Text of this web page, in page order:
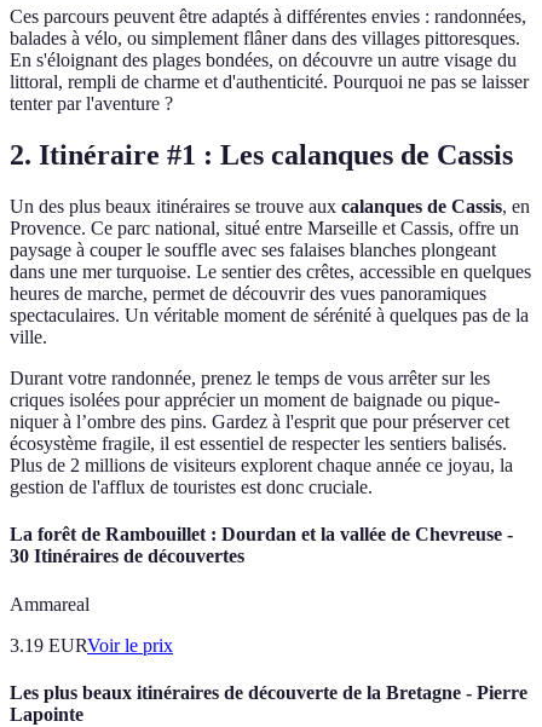
Ces parcours peuvent être adaptés à différentes envies : randonnées,
balades à vélo, ou simplement flâner dans des villages pittoresques.
En s'éloignant des plages bondées, on découvre un autre visage du
littoral, rempli de charme et d'authenticité. Pourquoi ne pas se laisser
tenter par l'aventure ?
2. Itinéraire #1 : Les calanques de Cassis
Un des plus beaux itinéraires se trouve aux calanques de Cassis, en
Provence. Ce parc national, situé entre Marseille et Cassis, offre un
paysage à couper le souffle avec ses falaises blanches plongeant
dans une mer turquoise. Le sentier des crêtes, accessible en quelques
heures de marche, permet de découvrir des vues panoramiques
spectaculaires. Un véritable moment de sérénité à quelques pas de la
ville.
Durant votre randonnée, prenez le temps de vous arrêter sur les
criques isolées pour apprécier un moment de baignade ou pique-
niquer à l’ombre des pins. Gardez à l'esprit que pour préserver cet
écosystème fragile, il est essentiel de respecter les sentiers balisés.
Plus de 2 millions de visiteurs explorent chaque année ce joyau, la
gestion de l'afflux de touristes est donc cruciale.
La forêt de Rambouillet : Dourdan et la vallée de Chevreuse -
30 Itinéraires de découvertes
Ammareal
3.19 EURVoir le prix
Les plus beaux itinéraires de découverte de la Bretagne - Pierre
Lapointe